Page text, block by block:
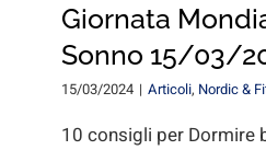
Giornata
Sonno 15/03/
15/03/2024 | Articoli, Nordic &
10 consigli per Dormire